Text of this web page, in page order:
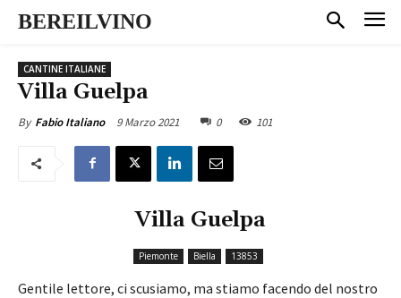
BEREILVINO
CANTINE ITALIANE
Villa Guelpa
By Fabio Italiano 9 Marzo 2021 0 101
Villa Guelpa
Piemonte Biella 13853
Gentile lettore, ci scusiamo, ma stiamo facendo del nostro